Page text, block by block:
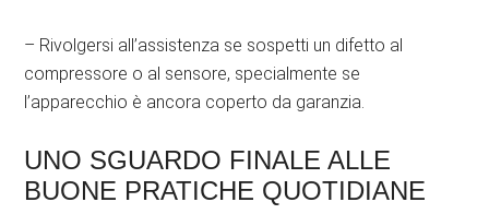
– Rivolgersi all’assistenza se sospetti un difetto al
compressore o al sensore, specialmente se
l’apparecchio è ancora coperto da garanzia.
UNO SGUARDO FINALE ALLE
BUONE PRATICHE QUOTIDIANE